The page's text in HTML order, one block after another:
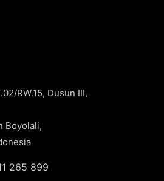
RW.15, Dusun III,
Boyolali,
265 899